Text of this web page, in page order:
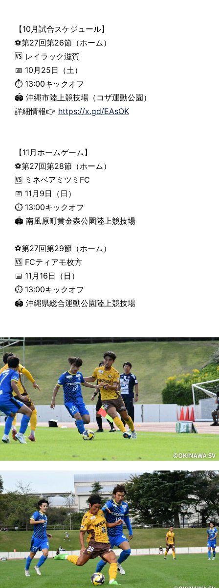
【10月試合スケジュール】
⚽第27回第26節（ホーム）
🆚 レイラック滋賀
📅 10月25日（土）
⏱ 13:00キックオフ
🏟 沖縄市陸上競技場（コザ運動公園）
詳細情報👉 https://x.gd/EAsOK
【11月ホームゲーム】
⚽第27回第28節（ホーム）
🆚 ミネベアミツミFC
📅 11月9日（日）
⏱ 13:00キックオフ
🏟 南風原町黄金森公園陸上競技場
⚽第27回第29節（ホーム）
🆚 FCティアモ枚方
📅 11月16日（日）
⏱ 13:00キックオフ
🏟 沖縄県総合運動公園陸上競技場